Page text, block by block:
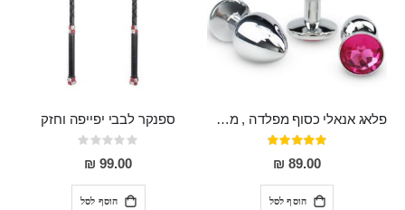
פלאג אנאלי כסוף מפלדה , מתאים ללבישה מתחת לבגדים, בגודל 7.3 על 2.8 ס"מ
דירוג:
97%
89.00 ₪
הוסף לסל
ספנקר לבבי יפייפה וחזק
Rating:
0%
99.00 ₪
הוסף לסל